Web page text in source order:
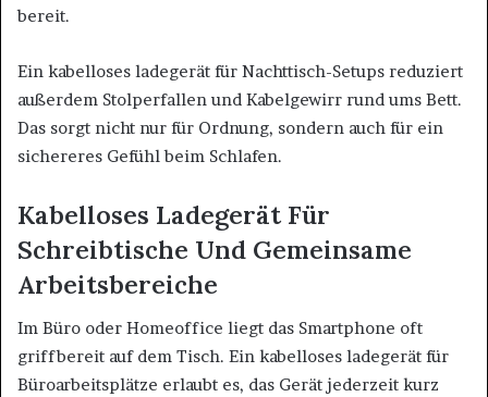
bereit.
Ein kabelloses ladegerät für Nachttisch-Setups reduziert
außerdem Stolperfallen und Kabelgewirr rund ums Bett.
Das sorgt nicht nur für Ordnung, sondern auch für ein
sichereres Gefühl beim Schlafen.
Kabelloses Ladegerät Für
Schreibtische Und Gemeinsame
Arbeitsbereiche
Im Büro oder Homeoffice liegt das Smartphone oft
griffbereit auf dem Tisch. Ein kabelloses ladegerät für
Büroarbeitsplätze erlaubt es, das Gerät jederzeit kurz